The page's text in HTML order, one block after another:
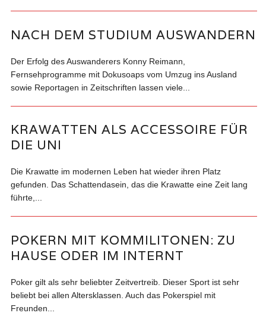
NACH DEM STUDIUM AUSWANDERN
Der Erfolg des Auswanderers Konny Reimann,
Fernsehprogramme mit Dokusoaps vom Umzug ins Ausland
sowie Reportagen in Zeitschriften lassen viele...
KRAWATTEN ALS ACCESSOIRE FÜR
DIE UNI
Die Krawatte im modernen Leben hat wieder ihren Platz
gefunden. Das Schattendasein, das die Krawatte eine Zeit lang
führte,...
POKERN MIT KOMMILITONEN: ZU
HAUSE ODER IM INTERNT
Poker gilt als sehr beliebter Zeitvertreib. Dieser Sport ist sehr
beliebt bei allen Altersklassen. Auch das Pokerspiel mit
Freunden...